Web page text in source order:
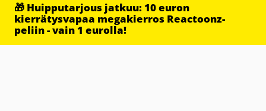
🎁 Huipputarjous jatkuu: 10 euron
kierrätysvapaa megakierros Reactoonz-
peliin - vain 1 eurolla!